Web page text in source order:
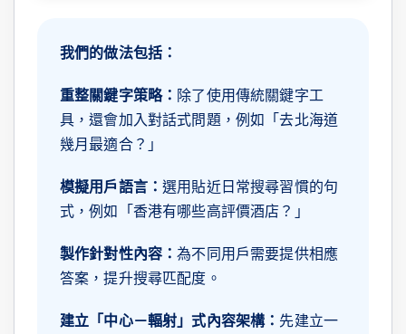
我們的做法包括：
重整關鍵字策略： 除了使用傳統關鍵字工
具，還會加入對話式問題，例如「去北海道
幾月最適合？」
模擬用戶語言：選用貼近日常搜尋習慣的句
式，例如「香港有哪些高評價酒店？」
製作針對性內容：為不同用戶需要提供相應
答案，提升搜尋匹配度。
建立「中心－輻射」式內容架構： 先建立一